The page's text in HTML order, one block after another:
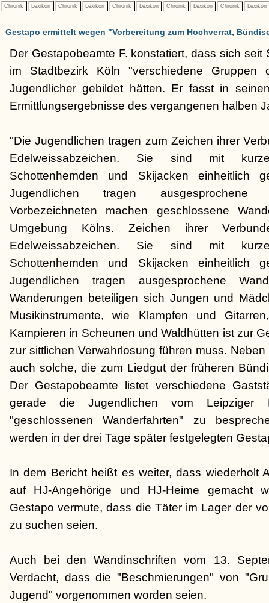
Chronik Lexikon Chronik Lexikon Chronik Lexikon Chronik Lexikon Chronik Lexikon
Gestapo ermittelt wegen "Vorbereitung zum Hochverrat,
Der Gestapobeamte F. konstatiert, dass sich seit
im Stadtbezirk Köln "verschiedene Gruppen
Jugendlicher gebildet hätten. Er fasst in
Ermittlungsergebnisse des vergangenen halben
"Die Jugendlichen tragen zum Zeichen ihrer
Edelweissabzeichen. Sie sind mit
Schottenhemden und Skijacken einheitlich
Jugendlichen tragen ausgesprochene
Vorbezeichneten machen geschlossene
Umgebung Kölns. Zeichen ihrer
Edelweissabzeichen. Sie sind mit
Schottenhemden und Skijacken einheitlich
Jugendlichen tragen ausgesprochene
Wanderungen beteiligen sich Jungen und
Musikinstrumente, wie Klampfen und
Kampieren in Scheunen und Waldhütten ist zur
zur sittlichen Verwahrlosung führen muss.
auch solche, die zum Liedgut der früheren
Der Gestapobeamte listet verschiedene
gerade die Jugendlichen vom
"geschlossenen Wanderfahrten" zu
werden in der drei Tage später festgelegten
In dem Bericht heißt es weiter, dass wiederholt
auf HJ-Angehörige und HJ-Heime gemacht
Gestapo vermute, dass die Täter im Lager der
zu suchen seien.
Auch bei den Wandinschriften vom 13.
Verdacht, dass die "Beschmierungen" von
Jugend" vorgenommen worden seien.